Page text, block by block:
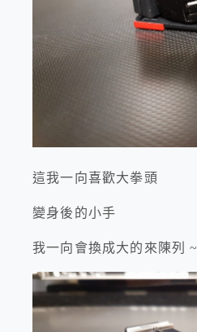
這我一向喜歡大拳頭
變身後的小手
我一向會換成大的來陳列 ~